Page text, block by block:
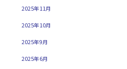
2025年11月
2025年10月
2025年9月
2025年6月